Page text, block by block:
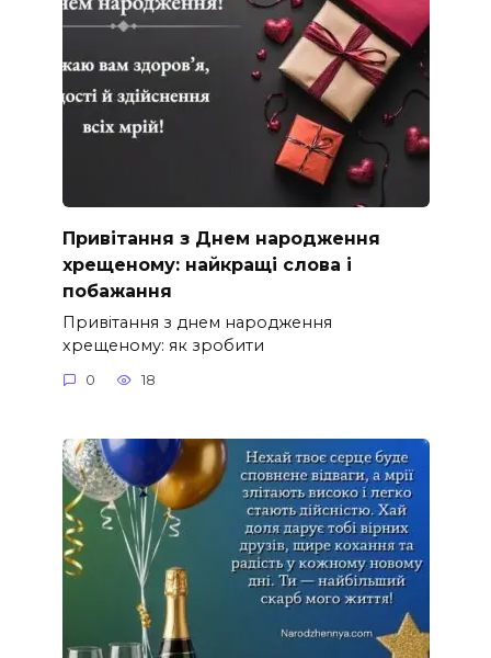
Привітання з Днем народження
хрещеному: найкращі слова і
побажання
Привітання з днем народження
хрещеному: як зробити
0 18